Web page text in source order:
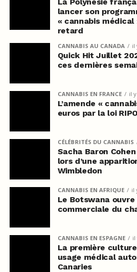
lancer son
« cannabis médical
retard
CANNABIS AU CANADA il
Quick Hit Juillet
ces dernières
CANNABIS EN FRANCE il
L’amende «
euros par la loi
CÉLÉBRITÉS DU CANNABIS
Sacha Baron
lors d’une
Wimbledon
CANNABIS EN AFRIQUE il
Le Botswana
commerciale du
CANNABIS EN ESPAGNE il
La première
usage médical
Canaries